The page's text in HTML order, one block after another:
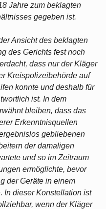
Jahre zum beklagten
gegeben ist.
Ansicht des beklagten
des Gerichts fest noch
dass nur der Kläger
Kreispolizeibehörde auf
konnte und deshalb für
ist. In dem
bleiben, dass das
Erkenntnisquellen
gebliebenen
der damaligen
und so im Zeitraum
ermöglichte, bevor
der Geräte in einem
In dieser Konstellation ist
wenn der Kläger